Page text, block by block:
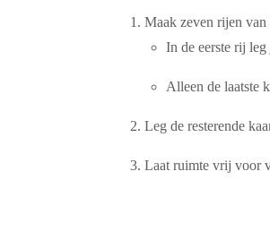
Maak zeven rijen van
In de eerste rij leg
Alleen de laatste
Leg de resterende
Laat ruimte vrij voor